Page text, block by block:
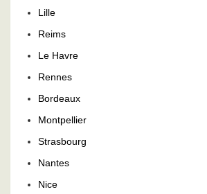
Lille
Reims
Le Havre
Rennes
Bordeaux
Montpellier
Strasbourg
Nantes
Nice